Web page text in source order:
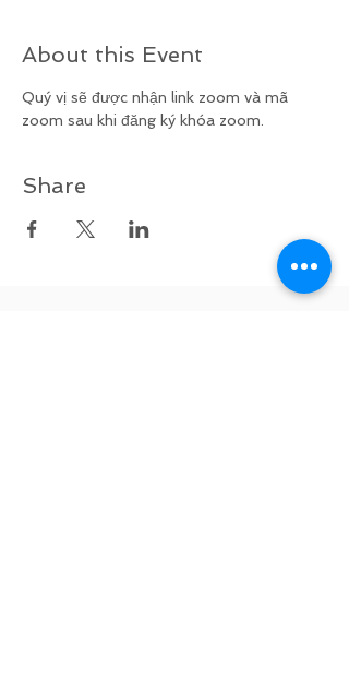
About this Event
Quý vị sẽ được nhận link zoom và mã
zoom sau khi đăng ký khóa zoom.
Share